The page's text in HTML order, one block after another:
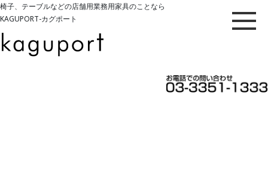
椅子、テーブルなどの店舗用業務用家具のことなら
KAGUPORT-カグポート